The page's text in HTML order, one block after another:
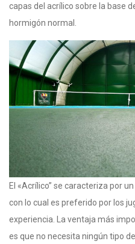
capas del acrílico sobre la base
hormigón normal.
El «Acrílico” se caracteriza por
con lo cual es preferido por los
experiencia. La ventaja más
es que no necesita ningún tipo